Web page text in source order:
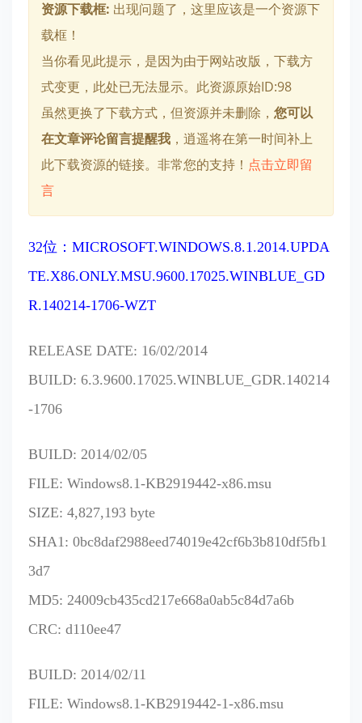
资源下载框: 出现问题了，这里应该是一个资源下
载框！
当你看见此提示，是因为由于网站改版，下载方
式变更，此处已无法显示。此资源原始ID:98
虽然更换了下载方式，但资源并未删除， 您可以
在文章评论留言提醒我 ，逍遥将在第一时间补上
此下载资源的链接。非常您的支持！ 点击立即留
言
32位：MICROSOFT.WINDOWS.8.1.2014.UPDA
TE.X86.ONLY.MSU.9600.17025.WINBLUE_GD
R.140214-1706-WZT
RELEASE DATE: 16/02/2014
BUILD: 6.3.9600.17025.WINBLUE_GDR.140214
-1706
BUILD: 2014/02/05
FILE: Windows8.1-KB2919442-x86.msu
SIZE: 4,827,193 byte
SHA1: 0bc8daf2988eed74019e42cf6b3b810df5fb1
3d7
MD5: 24009cb435cd217e668a0ab5c84d7a6b
CRC: d110ee47
BUILD: 2014/02/11
FILE: Windows8.1-KB2919442-1-x86.msu